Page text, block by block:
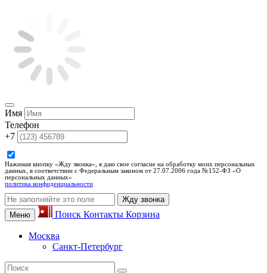
Имя
Телефон
+7
Нажимая кнопку «Жду звонка», я даю свое согласие на обработку моих персональных
данных, в соответствии с Федеральным законом от 27.07.2006 года №152-ФЗ «О
персональных данных»
политика конфиденциальности
Жду звонка
Меню
Поиск Контакты Корзина
Москва
Санкт-Петербург